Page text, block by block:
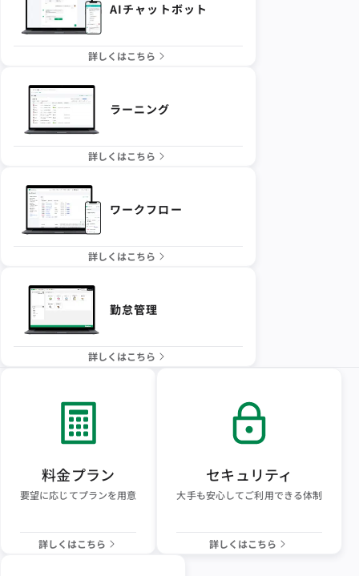
AIチャットボット
詳しくはこちら
ラーニング
詳しくはこちら
ワークフロー
詳しくはこちら
勤怠管理
詳しくはこちら
料金プラン
要望に応じてプランを用意
詳しくはこちら
セキュリティ
大手も安心してご利用できる体制
詳しくはこちら